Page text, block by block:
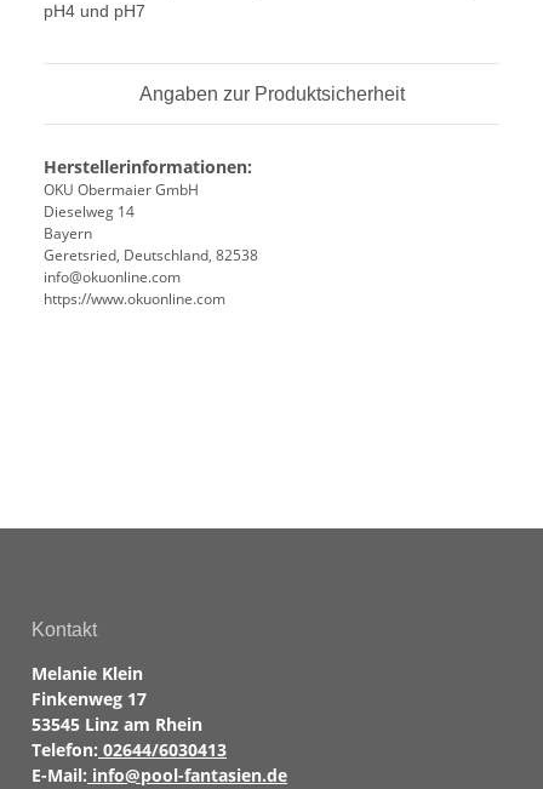
pH4 und pH7
Angaben zur Produktsicherheit
Herstellerinformationen:
OKU Obermaier GmbH
Dieselweg 14
Bayern
Geretsried, Deutschland, 82538
info@okuonline.com
https://www.okuonline.com
Kontakt
Melanie Klein
Finkenweg 17
53545 Linz am Rhein
Telefon: 02644/6030413
E-Mail: info@pool-fantasien.de